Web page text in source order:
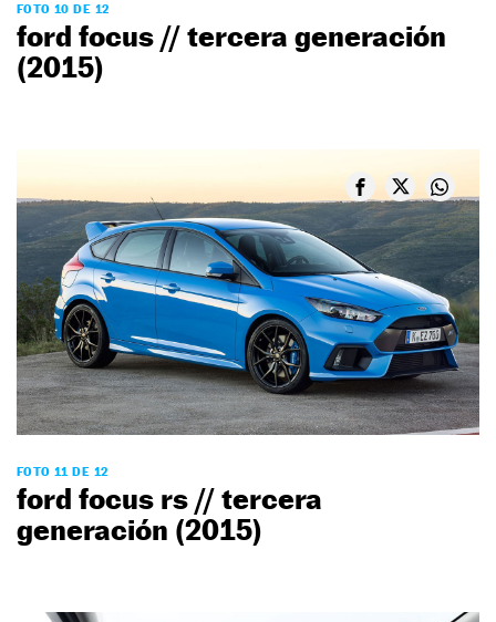
FOTO 10 DE 12
ford focus // tercera generación
(2015)
FOTO 11 DE 12
ford focus rs // tercera
generación (2015)